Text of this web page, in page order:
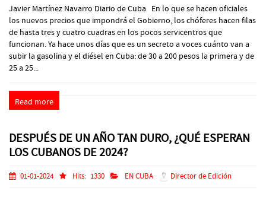
Javier Martínez Navarro Diario de Cuba En lo que se hacen oficiales
los nuevos precios que impondrá el Gobierno, los chóferes hacen filas
de hasta tres y cuatro cuadras en los pocos servicentros que
funcionan. Ya hace unos días que es un secreto a voces cuánto van a
subir la gasolina y el diésel en Cuba: de 30 a 200 pesos la primera y de
25 a 25...
Read more
DESPUÉS DE UN AÑO TAN DURO, ¿QUÉ ESPERAN
LOS CUBANOS DE 2024?
01-01-2024 Hits: 1330 EN CUBA Director de Edición